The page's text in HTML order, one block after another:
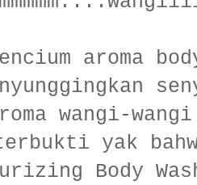
aroma
wangi-
yak
Body